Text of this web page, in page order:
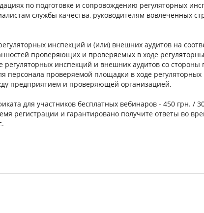
по подготовке и сопровождению регуляторных
службы качества, руководителям вовлеченных
инспекций и (или) внешних аудитов на
проверяющих и проверяемых в ходе
регуляторных инспекций и внешних аудитов со
персонала проверяемой площадки в ходе
предприятием и проверяющей организацией.
для участников бесплатных вебинаров - 450 грн. /
регистрации и гарантировано получите ответы во